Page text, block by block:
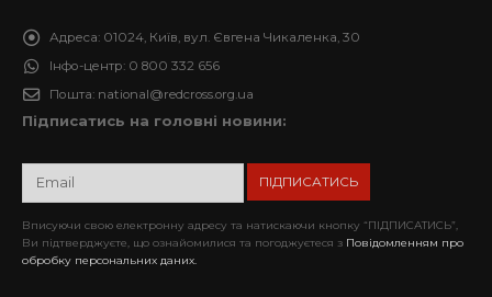
Адреса: 01024, Київ, вул. Євгена Чикаленка, 30
Інфо-центр: 0 800 332 656
Пошта: national@redcross.org.ua
Підписатись на головні новини:
Вписуючи свою електронну адресу та натискаючи кнопку “ПІДПИСАТИСЬ”,
Ви підтверджуєте, що ознайомилися та погоджуєтеся з Повідомленням про
обробку персональних даних.